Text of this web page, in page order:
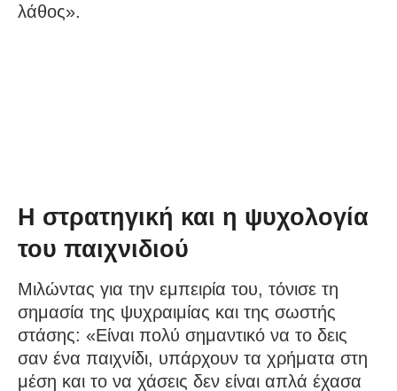
λάθος».
Η στρατηγική και η ψυχολογία
του παιχνιδιού
Μιλώντας για την εμπειρία του, τόνισε τη
σημασία της ψυχραιμίας και της σωστής
στάσης: «Είναι πολύ σημαντικό να το δεις
σαν ένα παιχνίδι, υπάρχουν τα χρήματα στη
μέση και το να χάσεις δεν είναι απλά έχασα